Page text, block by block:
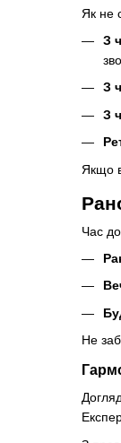
Як не
З
З
З
Якщо
Час
Не